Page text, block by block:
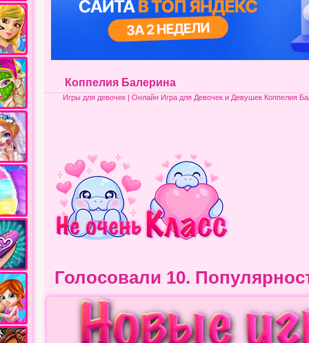
Коппелия Балерина
Игры для девочек| Онлайн Игра для Девочек и Девушек Коппелия
Голосовали 10.